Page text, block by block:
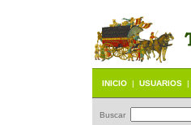
INICIO | USUARIOS |
Buscar